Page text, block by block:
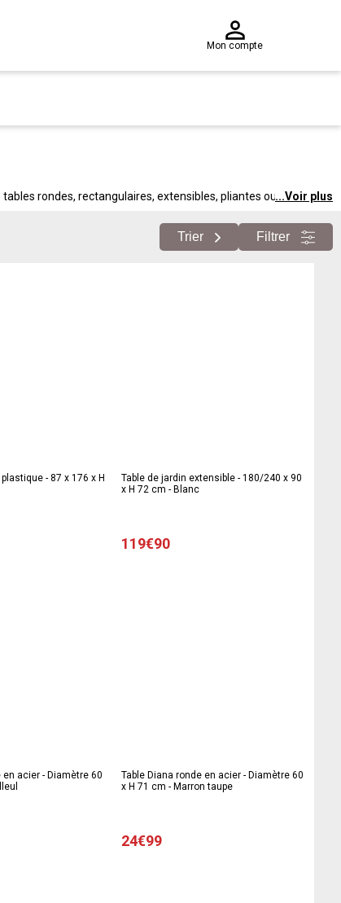
Mon compte
rondes, rectangulaires, extensibles, pliantes ou basses
...Voir plus
Trier Filtrer
- 87 x 176 x H
Table de jardin extensible - 180/240 x 90
x H 72 cm - Blanc
119€90
en acier - Diamètre 60
Table Diana ronde en acier - Diamètre 60
x H 71 cm - Marron taupe
24€99